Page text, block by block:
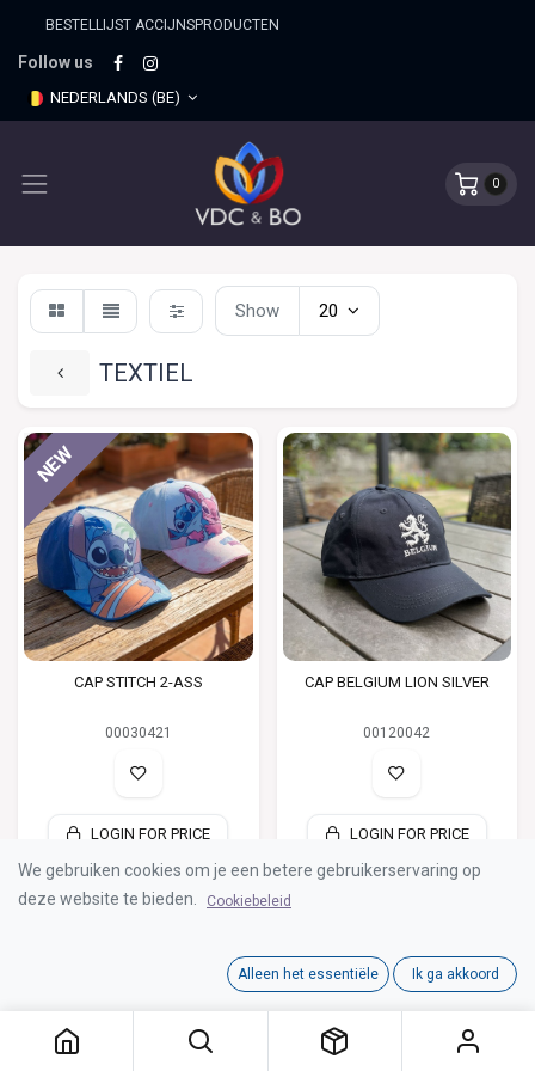
BESTELLIJST ACCIJNSPRO​DUCTEN
Follow us
NEDERLANDS (BE)
0
TEXTIEL
Show 20
NEW
CAP STITCH 2-ASS
00030421
LOGIN FOR PRICE
CAP BELGIUM LION SILVER
00120042
LOGIN FOR PRICE
We gebruiken cookies om je een betere gebruikerservaring op
deze website te bieden.
Cookiebeleid
Alleen het essentiële Ik ga akkoord